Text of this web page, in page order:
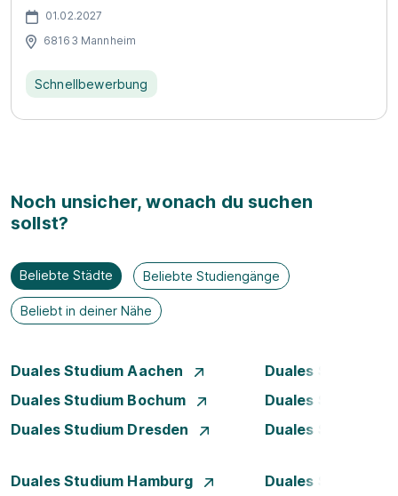
01.02.2027
68163 Mannheim
Schnellbewerbung
Noch unsicher, wonach du suchen
sollst?
Beliebte Städte Beliebte Studiengänge
Beliebt in deiner Nähe
Duales Studium Aachen
Duales Studium
Duales Studium Bochum
Duales Studium
Duales Studium Dresden
Duales Studium
Duales Studium Hamburg
Duales Studium